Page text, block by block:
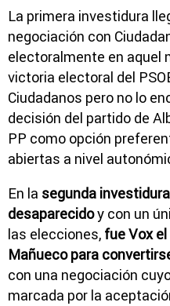
La primera investidura
negociación con
electoralmente en aquel
victoria electoral del
Ciudadanos pero no lo
decisión del partido de
PP como opción
abiertas a nivel
En la segunda
desaparecidoy con un
las elecciones, fue Vox
Mañueco para
con una negociación
marcada por la